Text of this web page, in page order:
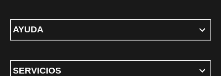
AYUDA
SERVICIOS